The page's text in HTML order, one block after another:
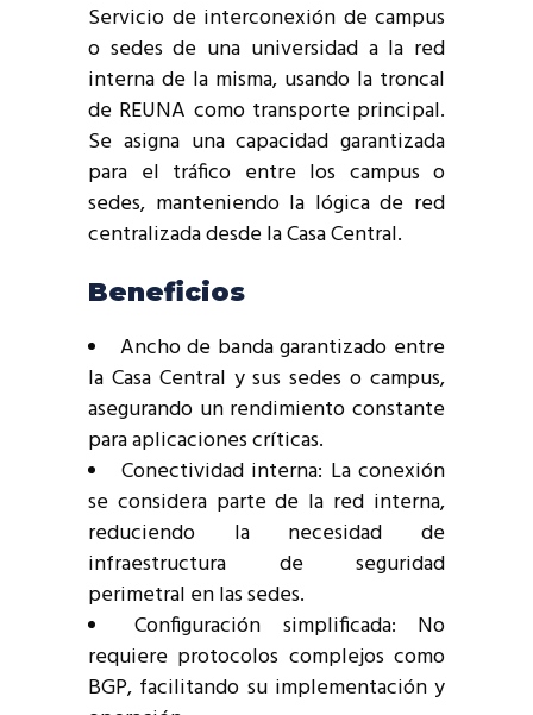
Servicio de interconexión de campus
o sedes de una universidad a la red
interna de la misma, usando la troncal
de REUNA como transporte principal.
Se asigna una capacidad garantizada
para el tráfico entre los campus o
sedes, manteniendo la lógica de red
centralizada desde la Casa Central.
Beneficios
Ancho de banda garantizado entre
la Casa Central y sus sedes o campus,
asegurando un rendimiento constante
para aplicaciones críticas.
Conectividad interna: La conexión
se considera parte de la red interna,
reduciendo la necesidad de
infraestructura de seguridad
perimetral en las sedes.
Configuración simplificada: No
requiere protocolos complejos como
BGP, facilitando su implementación y